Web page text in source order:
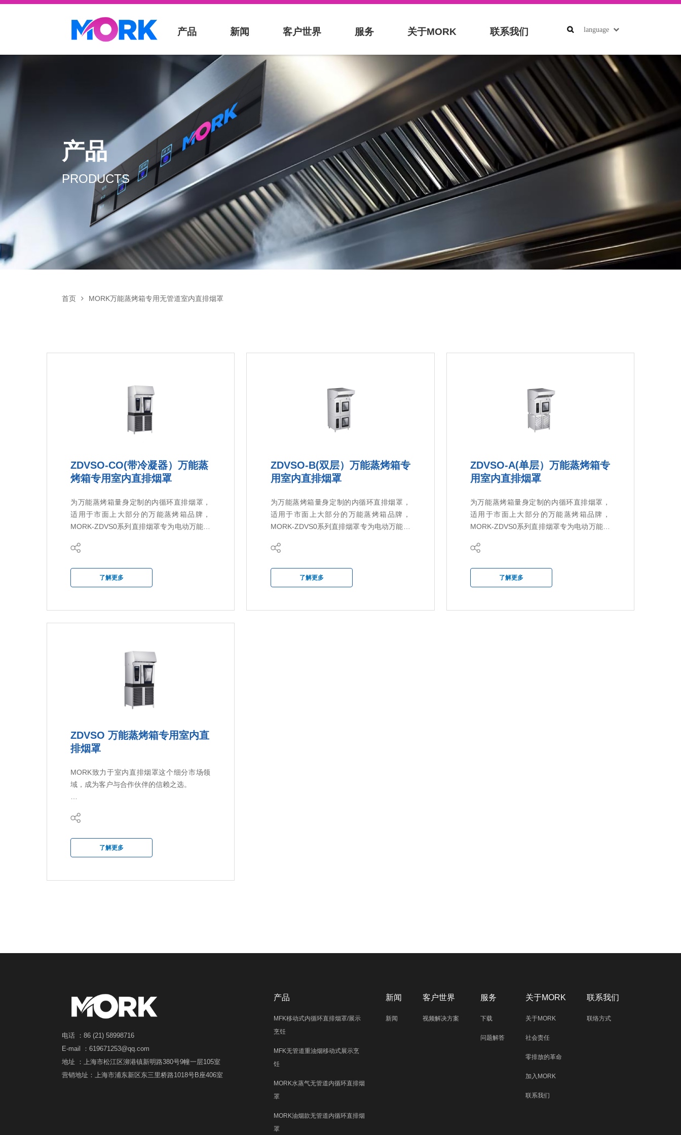
产品 新闻 客户世界 服务 关于MORK 联系我们 language
产品
PRODUCTS
首页 MORK万能蒸烤箱专用无管道室内直排烟罩
ZDVSO-CO(带冷凝器）万能蒸
烤箱专用室内直排烟罩
为万能蒸烤箱量身定制的内循环直排烟罩，
适用于市面上大部分的万能蒸烤箱品牌，
MORK-ZDVS0系列直排烟罩专为电动万能蒸
层还是双层的的万能蒸烤箱，同时也根据万
客户的需求。
ZDVS0万能蒸烤箱专用直排烟罩集成了一个
油烟净化流程，它旨在彻底去除万能蒸烤箱
释放的油脂和烟雾颗粒，同时减少气味排
了解更多
ZDVSO-B(双层）万能蒸烤箱专
用室内直排烟罩
为万能蒸烤箱量身定制的内循环直排烟罩，
适用于市面上大部分的万能蒸烤箱品牌，
MORK-ZDVS0系列直排烟罩专为电动万能蒸
层还是双层的的万能蒸烤箱，同时也根据万
客户的需求。
ZDVS0万能蒸烤箱专用直排烟罩集成了一个
油烟净化流程，它旨在彻底去除万能蒸烤箱
了解更多
ZDVSO-A(单层）万能蒸烤箱专
用室内直排烟罩
为万能蒸烤箱量身定制的内循环直排烟罩，
适用于市面上大部分的万能蒸烤箱品牌，
MORK-ZDVS0系列直排烟罩专为电动万能蒸
层还是双层的的万能蒸烤箱，同时也根据万
客户的需求。
ZDVS0万能蒸烤箱专用直排烟罩集成了一个
油烟净化流程，它旨在彻底去除万能蒸烤箱
了解更多
ZDVSO 万能蒸烤箱专用室内直
排烟罩
MORK致力于室内直排烟罩这个细分市场领
域，成为客户与合作伙伴的信赖之选。
适用于市面上大部分的万能蒸烤箱品牌，
万能蒸烤箱而设计，提供多种应用方案，无
论是单层还是双层的的万能蒸烤箱，同时也
案，以适应客户的需求。
放。净化后的空气可以排放到用餐区或厨房
了解更多
电话 ：86 (21) 58998716
E-mail ：619671253@qq.com
地址 ：上海市松江区泖港镇新明路380号9幢一层105室
营销地址：上海市浦东新区东三里桥路1018号B座406室
产品
MFK移动式内循环直排烟罩/展示
烹饪
MFK无管道重油烟移动式展示烹
饪
MORK水蒸气无管道内循环直排烟
罩
MORK油烟款无管道内循环直排烟
罩
新闻
新闻
客户世界
视频解决方案
服务
下载
问题解答
关于MORK
关于MORK
社会责任
零排放的革命
加入MORK
联系我们
联系我们
联络方式